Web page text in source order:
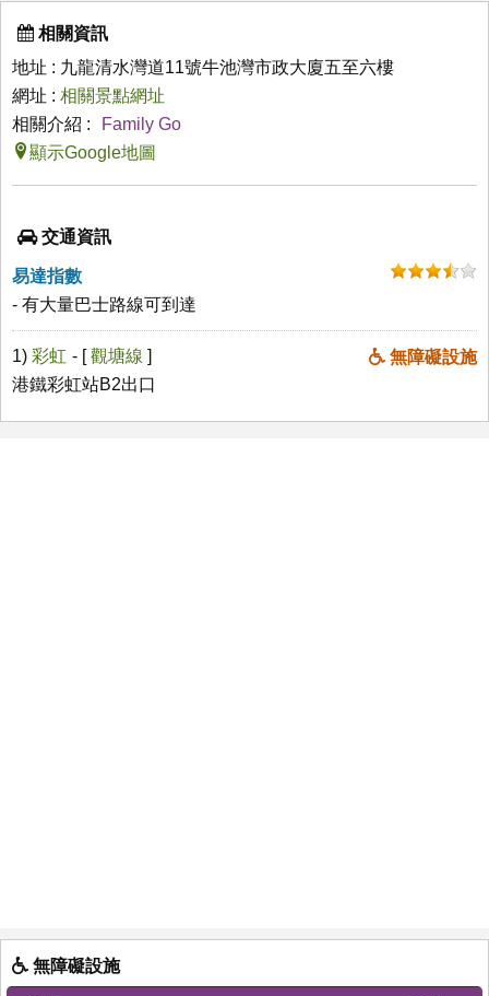
相關資訊
地址 : 九龍清水灣道11號牛池灣市政大廈五至六樓
網址 : 相關景點網址
相關介紹 :
Family Go
顯示Google地圖
交通資訊
易達指數
- 有大量巴士路線可到達
1) 彩虹 無障礙設施
- [觀塘線 ]
港鐵彩虹站B2出口
無障礙設施